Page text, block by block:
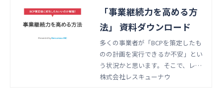
「事業継続力を高める方
法」 資料ダウンロード
多くの事業者が「BCPを策定したも
のの計画を実行できるか不安」とい
う状況かと思います。そこで、レス
キューナウが推奨している事業継続
株式会社レスキューナウ